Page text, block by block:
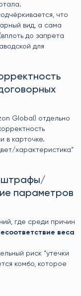
что
вид, а сама
до запрета
для
Global) отдельно
в карточке.
характеристика”
штрафы/
параметров
где среди причин
веса
риск “утечки
комбо, которое